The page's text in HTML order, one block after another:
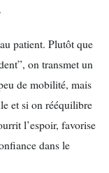
patient. Plutôt que
on transmet un
de mobilité, mais
et si on rééquilibre
l’espoir, favorise
dans le